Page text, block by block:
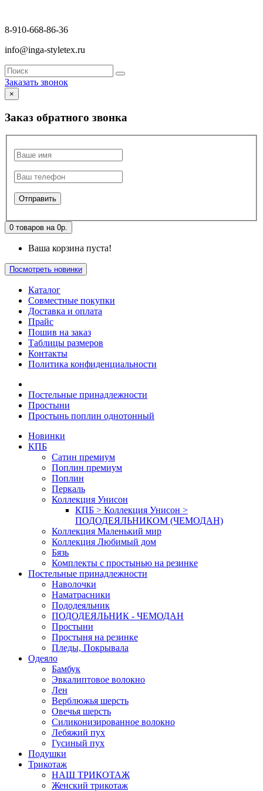
8-910-668-86-36
info@inga-styletex.ru
Заказать звонок
×
Заказ обратного звонка
0 товаров на 0р.
Ваша корзина пуста!
Посмотреть новинки
Каталог
Совместные покупки
Доставка и оплата
Прайс
Пошив на заказ
Таблицы размеров
Контакты
Политика конфиденциальности
Постельные принадлежности
Простыни
Простынь поплин однотонный
Новинки
КПБ
Сатин премиум
Поплин премиум
Поплин
Перкаль
Коллекция Унисон
КПБ > Коллекция Унисон >
ПОДОДЕЯЛЬНИКОМ (ЧЕМОДАН)
Коллекция Маленький мир
Коллекция Любимый дом
Бязь
Комплекты с простынью на резинке
Постельные принадлежности
Наволочки
Наматрасники
Пододеяльник
ПОДОДЕЯЛЬНИК - ЧЕМОДАН
Простыни
Простыня на резинке
Пледы, Покрывала
Одеяло
Бамбук
Эвкалиптовое волокно
Лен
Верблюжья шерсть
Овечья шерсть
Силиконизированное волокно
Лебяжий пух
Гусиный пух
Подушки
Трикотаж
НАШ ТРИКОТАЖ
Женский трикотаж